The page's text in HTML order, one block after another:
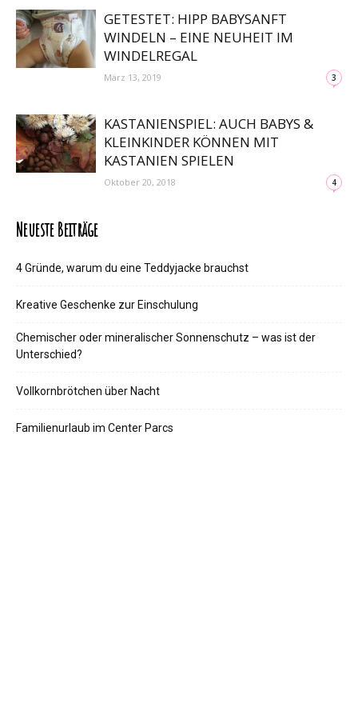
GETESTET: HIPP BABYSANFT
WINDELN – EINE NEUHEIT IM
WINDELREGAL
März 13, 2019 3
KASTANIENSPIEL: AUCH BABYS &
KLEINKINDER KÖNNEN MIT
KASTANIEN SPIELEN
Oktober 20, 2018 4
Neueste Beiträge
4 Gründe, warum du eine Teddyjacke brauchst
Kreative Geschenke zur Einschulung
Chemischer oder mineralischer Sonnenschutz – was ist der
Unterschied?
Vollkornbrötchen über Nacht
Familienurlaub im Center Parcs